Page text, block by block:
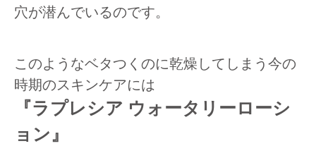
穴が潜んでいるのです。
このようなベタつくのに乾燥してしまう今の
時期のスキンケアには
『ラプレシア ウォータリーローシ
ョン』